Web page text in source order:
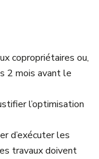
copropriétaires ou,
2 mois avant le
l’optimisation
d’exécuter les
travaux doivent